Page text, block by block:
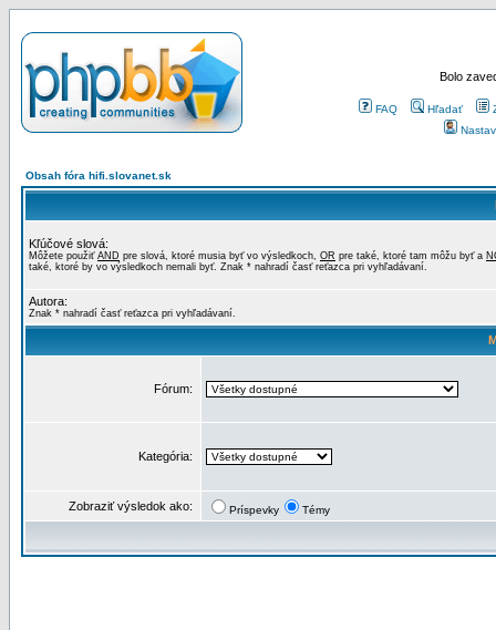
Bolo
FAQ Hľadať
Obsah fóra hifi.slovanet.sk
Kľúčové slová:
Môžete použiť AND pre slová, ktoré musia byť vo výsledkoch, OR pre také, ktoré tam môžu byť a
také, ktoré by vo výsledkoch nemali byť. Znak * nahradí časť reťazca pri vyhľadávaní.
Autora:
Znak * nahradí časť reťazca pri vyhľadávaní.
Fórum:
Kategória:
Zobraziť výsledok ako: Príspevky Témy